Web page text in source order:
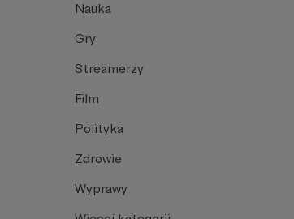
Nauka
Gry
Streamerzy
Film
Polityka
Zdrowie
Wyprawy